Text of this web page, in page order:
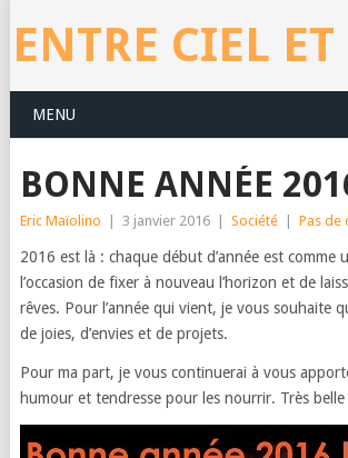
ENTRE CIEL ET
MENU
BONNE ANNÉE
Eric Maïolino 3 janvier 2016 Société Pas de
2016 est là : chaque début d’année est comme
l’occasion de fixer à nouveau l’horizon et de
rêves. Pour l’année qui vient, je vous souhaite
de joies, d’envies et de projets.
Pour ma part, je vous continuerai à vous
humour et tendresse pour les nourrir. Très